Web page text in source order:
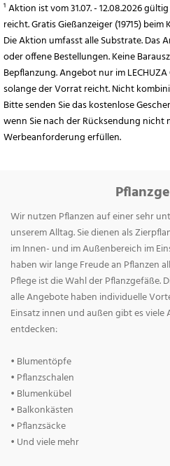
¹ Aktion ist vom 31.07. - 12.08.2026
reicht. Gratis Gießanzeiger (19715)
Die Aktion umfasst alle Substrate.
oder offene Bestellungen. Keine
Bepflanzung. Angebot nur im
solange der Vorrat reicht. Nicht
Bitte senden Sie das kostenlose
wenn Sie nach der Rücksendung nicht
Werbeanforderung erfüllen.
Wir nutzen Pflanzen auf einer sehr
unserem Alltag. Sie dienen als
im Innen- und im Außenbereich im
haben wir lange Freude an Pflanzen
Pflege ist die Wahl der Pflanzgefäße.
alle Angebote haben individuelle
Einsatz innen und außen gibt es
entdecken:
• Blumentöpfe
• Pflanzschalen
• Blumenkübel
• Balkonkästen
• Pflanzsäcke
• Und viele mehr